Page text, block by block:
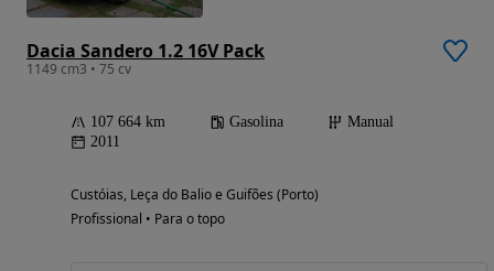
Dacia Sandero 1.2 16V Pack
1149 cm3 • 75 cv
107 664 km Gasolina
Manual
2011
Custóias, Leça do Balio e Guifões (Porto)
Profissional • Para o topo